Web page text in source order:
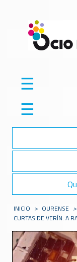
☰
☰
INICIO > OURENSE >
CURTAS DE VERÍN: A